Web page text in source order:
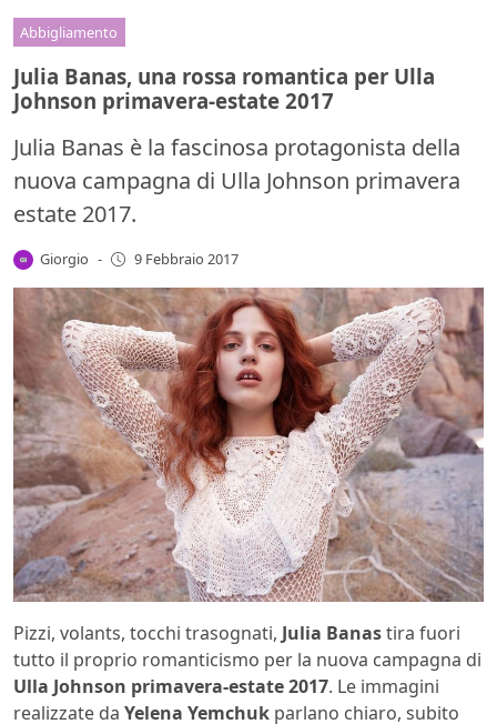
Abbigliamento
Julia Banas, una rossa romantica per Ulla
Johnson primavera-estate 2017
Julia Banas è la fascinosa protagonista della
nuova campagna di Ulla Johnson primavera
estate 2017.
Giorgio - 9 Febbraio 2017
Pizzi, volants, tocchi trasognati, Julia Banastira fuori
tutto il proprio romanticismo per la nuova campagna di
Ulla Johnson primavera-estate 2017. Le immagini
realizzate da Yelena Yemchuk parlano chiaro, subito